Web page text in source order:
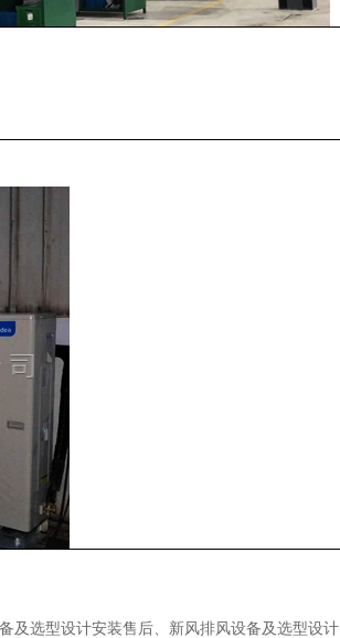
及选型设计安装售后、新风排风设备及选型设计